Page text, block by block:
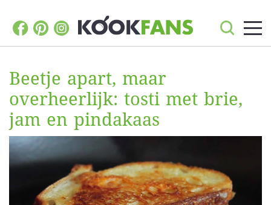
Beetje apart, maar
overheerlijk: tosti met brie,
jam en pindakaas